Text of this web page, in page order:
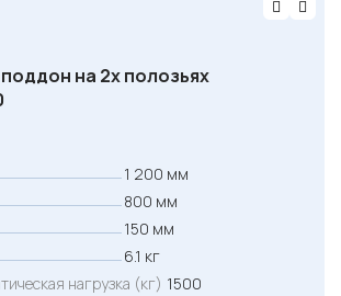
на 2х полозьях
1 200 мм
800 мм
150 мм
6.1 кг
нагрузка (кг) 1500